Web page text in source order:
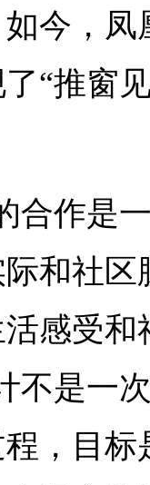
今，
“推窗
合作是
和社
感受和
不是一
，目